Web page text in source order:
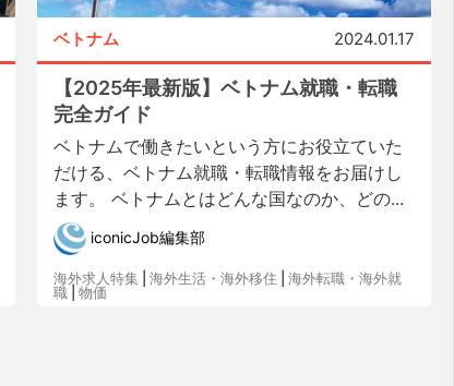
ベトナム 2024.01.17
【2025年最新版】ベトナム就職・転職
完全ガイド
ベトナムで働きたいという方にお役立ていた
だける、ベトナム就職・転職情報をお届けし
ます。 ベトナムとはどんな国なのか、どの...
iconicJob編集部
海外求人特集 海外生活・海外移住
海外転職・海外就
職
物価